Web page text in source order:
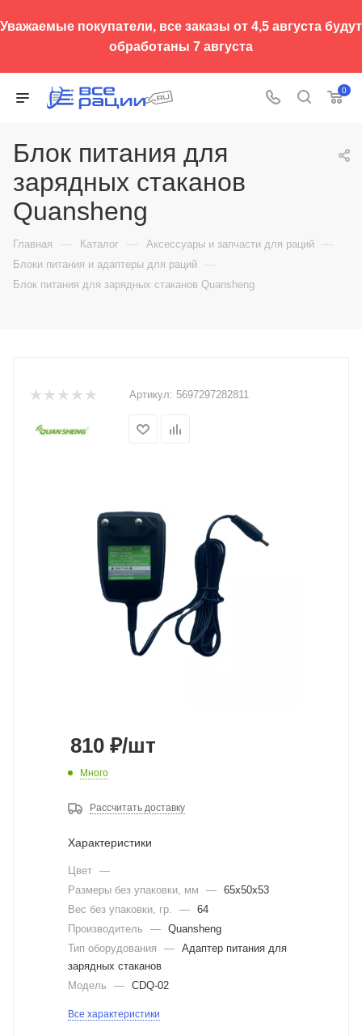
Уважаемые покупатели, все заказы от 4,5 августа будут
обработаны 7 августа
0
Блок питания для
зарядных стаканов
Quansheng
Главная — Каталог — Аксессуары и запчасти для раций —
Блоки питания и адаптеры для раций —
Блок питания для зарядных стаканов Quansheng
Артикул: 5697297282811
810 ₽/шт
Много
Рассчитать доставку
Характеристики
Цвет —
Размеры без упаковки, мм
— 65x50x53
Вес без упаковки, гр.
— 64
Производитель
— Quansheng
Тип оборудования
— Адаптер питания для
зарядных стаканов
Модель
— CDQ-02
Все характеристики